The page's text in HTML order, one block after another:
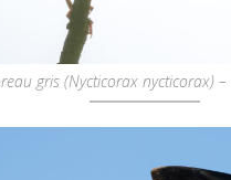
gris (Nycticorax nycticorax)